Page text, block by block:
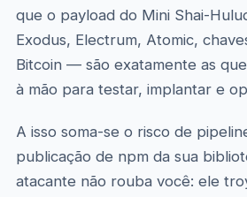
que o payload do Mini Shai-
Exodus, Electrum, Atomic,
Bitcoin — são exatamente as
à mão para testar, implantar e
A isso soma-se o risco de
publicação de npm da sua
atacante não rouba você: ele